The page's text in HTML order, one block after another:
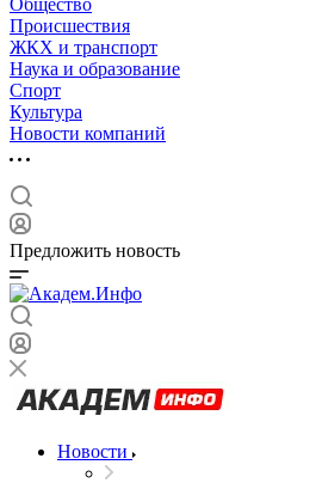
Общество
Происшествия
ЖКХ и транспорт
Наука и образование
Спорт
Культура
Новости компаний
Предложить новость
Новости